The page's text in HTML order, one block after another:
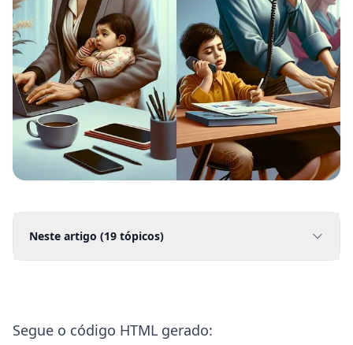
Neste artigo (19 tópicos)
Segue o código HTML gerado: